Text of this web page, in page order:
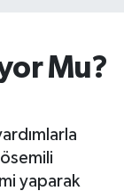
Mu?
yaparak